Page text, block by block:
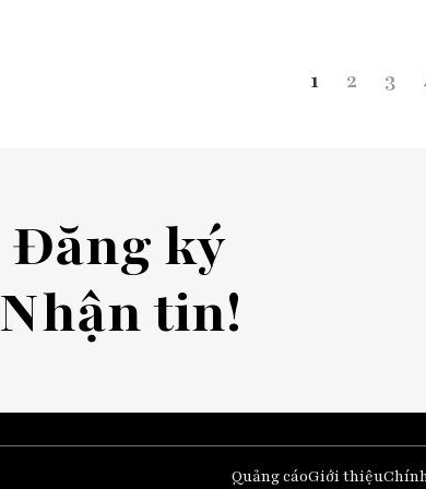
1 2 3
Đăng ký
Nhận tin!
Quảng cáoGiới thiệu